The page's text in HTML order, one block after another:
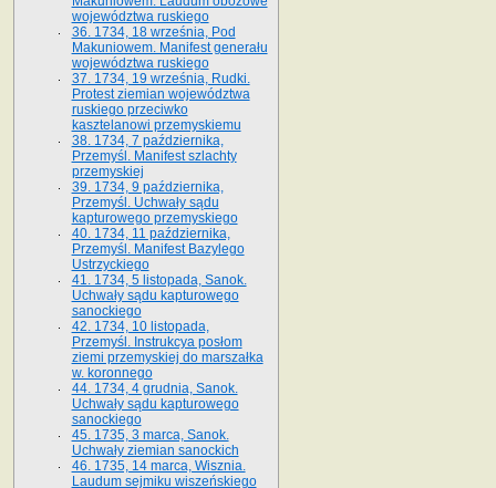
województwa ruskiego
36. 1734, 18 września, Pod
Makuniowem. Manifest generału
województwa ruskiego
37. 1734, 19 września, Rudki.
Protest ziemian województwa
ruskiego przeciwko
kasztelanowi przemyskiemu
38. 1734, 7 października,
Przemyśl. Manifest szlachty
przemyskiej
39. 1734, 9 października,
Przemyśl. Uchwały sądu
kapturowego przemyskiego
40. 1734, 11 października,
Przemyśl. Manifest Bazylego
Ustrzyckiego
41. 1734, 5 listopada, Sanok.
Uchwały sądu kapturowego
sanockiego
42. 1734, 10 listopada,
Przemyśl. Instrukcya posłom
ziemi przemyskiej do marszałka
w. koronnego
44. 1734, 4 grudnia, Sanok.
Uchwały sądu kapturowego
sanockiego
45. 1735, 3 marca, Sanok.
Uchwały ziemian sanockich
46. 1735, 14 marca, Wisznia.
Laudum sejmiku wiszeńskiego